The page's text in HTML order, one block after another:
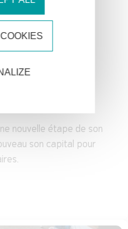
MAKERS :
nouvelle étape de son
son capital pour